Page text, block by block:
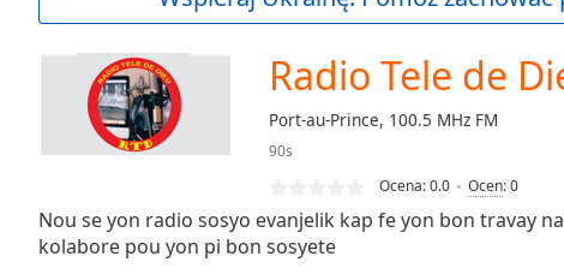
Duration-:-
Stream
Seek to
currently
Radio Tele de
Port-au-Prince, 100.5 MHz FM
90s
Ocena:0.0 Ocen:0
Nou se yon radio sosyo evanjelik kap fe yon bon travay
kolabore pou yon pi bon sosyete